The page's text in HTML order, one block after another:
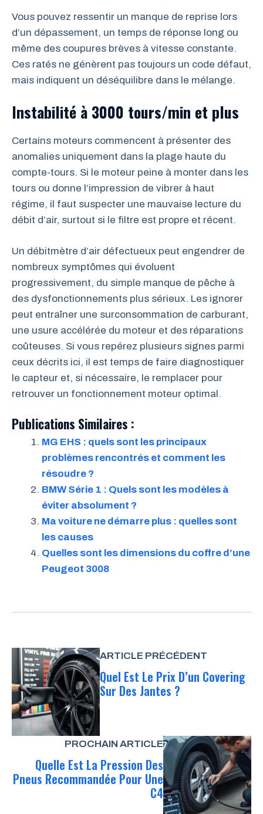
Vous pouvez ressentir un manque de reprise lors
d’un dépassement, un temps de réponse long ou
même des coupures brèves à vitesse constante.
Ces ratés ne génèrent pas toujours un code défaut,
mais indiquent un déséquilibre dans le mélange.
Instabilité à 3000 tours/min et plus
Certains moteurs commencent à présenter des
anomalies uniquement dans la plage haute du
compte-tours. Si le moteur peine à monter dans les
tours ou donne l’impression de vibrer à haut
régime, il faut suspecter une mauvaise lecture du
débit d’air, surtout si le filtre est propre et récent.
Un débitmètre d’air défectueux peut engendrer de
nombreux symptômes qui évoluent
progressivement, du simple manque de pêche à
des dysfonctionnements plus sérieux. Les ignorer
peut entraîner une surconsommation de carburant,
une usure accélérée du moteur et des réparations
coûteuses. Si vous repérez plusieurs signes parmi
ceux décrits ici, il est temps de faire diagnostiquer
le capteur et, si nécessaire, le remplacer pour
retrouver un fonctionnement moteur optimal.
Publications Similaires :
MG EHS : quels sont les principaux
problèmes rencontrés et comment les
résoudre ?
BMW Série 1 : Quels sont les modèles à
éviter absolument ?
Ma voiture ne démarre plus : quelles sont
les causes
Quelles sont les dimensions du coffre d’une
Peugeot 3008
ARTICLE PRÉCÉDENT
Quel Est Le Prix D’un Covering
Sur Des Jantes ?
PROCHAIN ARTICLE
Quelle Est La Pression Des
Pneus Recommandée Pour Une
C4